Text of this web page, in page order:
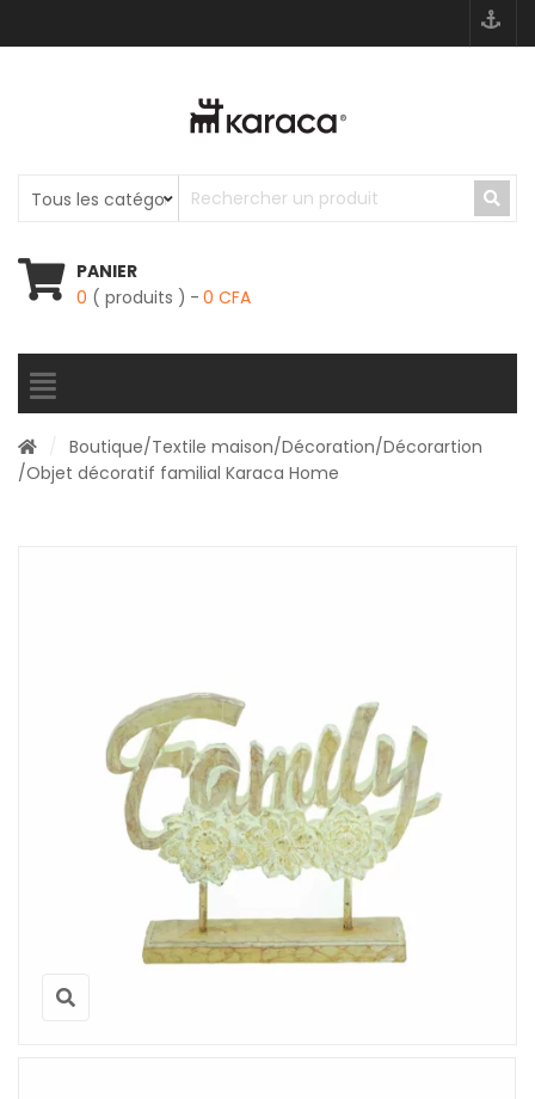
PANIER
0 ( produits ) 0 CFA
Boutique/Textile maison/Décoration/Décorartion
/Objet décoratif familial Karaca Home